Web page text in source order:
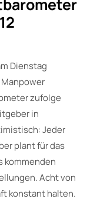
Dienstag
zufolge
in
Jeder
plant für das
kommenden
Acht von
konstant halten.